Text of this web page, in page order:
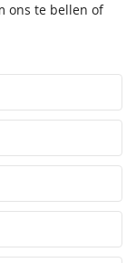
ons te bellen of